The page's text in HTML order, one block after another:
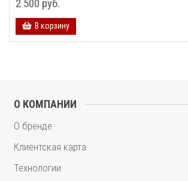
2 500 руб.
В корзину
О КОМПАНИИ
О бренде
Клиентская карта
Технологии